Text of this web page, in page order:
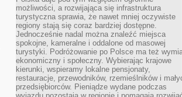
możliwości, a rozwijająca się infrastruktura
turystyczna sprawia, że nawet mniej oczywiste
regiony stają się coraz bardziej dostępne.
Jednocześnie nadal można znaleźć miejsca
spokojne, kameralne i oddalone od masowej
turystyki. Podróżowanie po Polsce ma też
ekonomiczny i społeczny. Wybierając krajowe
kierunki, wspieramy lokalne pensjonaty,
restauracje, przewodników, rzemieślników i
przedsiębiorców. Pieniądze wydane podczas